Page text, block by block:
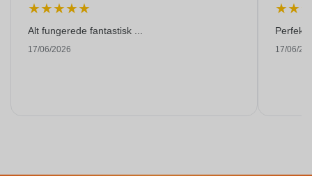
★★★★★
Alt fungerede fantastisk ...
17/06/2026
★★
17/06/